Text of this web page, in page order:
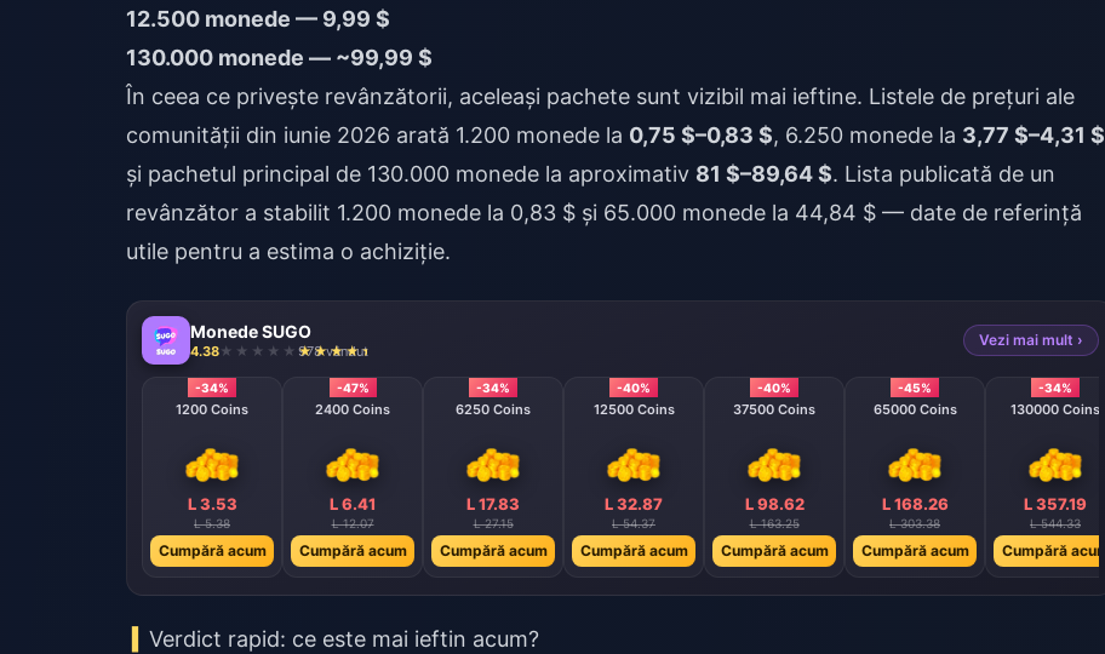
12.500 monede — 9,99 $
130.000 monede — ~99,99 $
În ceea ce privește revânzătorii, aceleași pachete sunt vizibil mai ieftine. Listele de prețuri ale
comunității din iunie 2026 arată 1.200 monede la 0,75 $–0,83 $, 6.250 monede la 3,77 $–4,31 $
și pachetul principal de 130.000 monede la aproximativ 81 $–89,64 $. Lista publicată de un
revânzător a stabilit 1.200 monede la 0,83 $ și 65.000 monede la 44,84 $ — date de referință
utile pentru a estima o achiziție.
Monede SUGO
4.38 978 vândut
Vezi mai mult ›
-34%
1200 Coins
L 3.53
L 5.38
Cumpără acum
-47%
2400 Coins
L 6.41
L 12.07
Cumpără acum
-34%
6250 Coins
L 17.83
L 27.15
Cumpără acum
-40%
12500 Coins
L 32.87
L 54.37
Cumpără acum
-40%
37500 Coins
L 98.62
L 163.25
Cumpără acum
-45%
65000 Coins
L 168.26
L 303.38
Cumpără acum
-34%
130000 Coins
L 357.19
L 544.33
Cumpără acum
Verdict rapid: ce este mai ieftin acum?